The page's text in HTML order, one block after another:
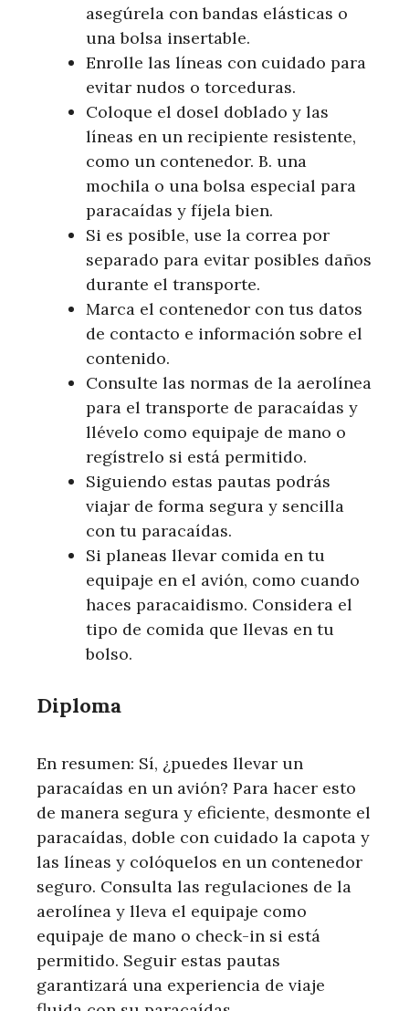
asegúrela con bandas elásticas o
una bolsa insertable.
Enrolle las líneas con cuidado para
evitar nudos o torceduras.
Coloque el dosel doblado y las
líneas en un recipiente resistente,
como un contenedor. B. una
mochila o una bolsa especial para
paracaídas y fíjela bien.
Si es posible, use la correa por
separado para evitar posibles daños
durante el transporte.
Marca el contenedor con tus datos
de contacto e información sobre el
contenido.
Consulte las normas de la aerolínea
para el transporte de paracaídas y
llévelo como equipaje de mano o
regístrelo si está permitido.
Siguiendo estas pautas podrás
viajar de forma segura y sencilla
con tu paracaídas.
Si planeas llevar comida en tu
equipaje en el avión, como cuando
haces paracaidismo. Considera el
tipo de comida que llevas en tu
bolso.
Diploma
En resumen: Sí, ¿puedes llevar un
paracaídas en un avión? Para hacer esto
de manera segura y eficiente, desmonte el
paracaídas, doble con cuidado la capota y
las líneas y colóquelos en un contenedor
seguro. Consulta las regulaciones de la
aerolínea y lleva el equipaje como
equipaje de mano o check-in si está
permitido. Seguir estas pautas
garantizará una experiencia de viaje